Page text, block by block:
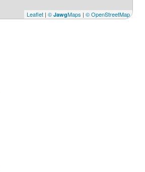
Leaflet | © JawgMaps | © OpenStreetMap